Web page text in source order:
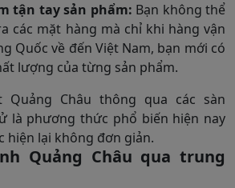
tận tay sản phẩm: Bạn không thể
các mặt hàng mà chỉ khi hàng vận
Quốc về đến Việt Nam, bạn mới có
lượng của từng sản phẩm.
Quảng Châu thông qua các sàn
là phương thức phổ biến hiện nay
hiện lại không đơn giản.
Quảng Châu qua trung